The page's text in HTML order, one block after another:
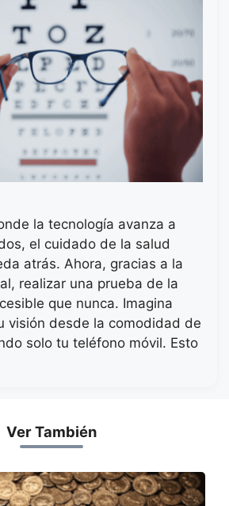
la tecnología avanza a
el cuidado de la salud
atrás. Ahora, gracias a la
realizar una prueba de la
que nunca. Imagina
visión desde la comodidad de
solo tu teléfono móvil. Esto
Ver También